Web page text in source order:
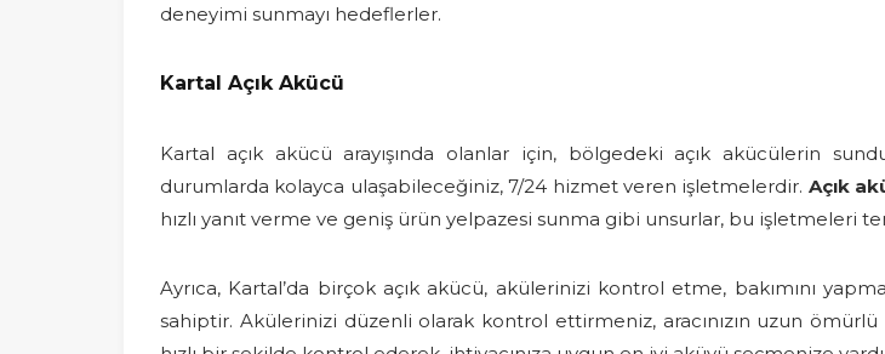
deneyimi sunmayı hedeflerler.
Kartal Açık Akücü
Kartal açık akücü arayışında olanlar için, bölgedeki açık akücülerin
durumlarda kolayca ulaşabileceğiniz, 7/24 hizmet veren işletmelerdir. Açık
hızlı yanıt verme ve geniş ürün yelpazesi sunma gibi unsurlar, bu işletmeleri
Ayrıca, Kartal’da birçok açık akücü, akülerinizi kontrol etme, bakımını
sahiptir. Akülerinizi düzenli olarak kontrol ettirmeniz, aracınızın uzun